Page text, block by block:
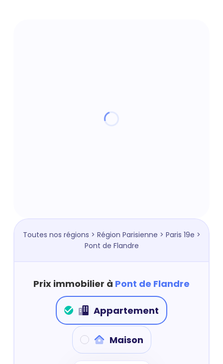
Toutes nos régions > Région Parisienne > Paris 19e >
Pont de Flandre
Prix immobilier à Pont de Flandre
Appartement
Maison